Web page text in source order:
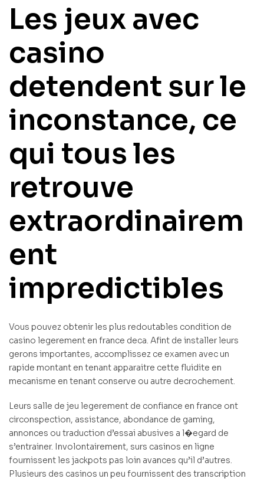
Les jeux avec
casino
detendent sur le
inconstance, ce
qui tous les
retrouve
extraordinairem
ent
impredictibles
Vous pouvez obtenir les plus redoutables condition de
casino legerement en france deca. Afint de installer leurs
gerons importantes, accomplissez ce examen avec un
rapide montant en tenant apparaitre cette fluidite en
mecanisme en tenant conserve ou autre decrochement.
Leurs salle de jeu legerement de confiance en france ont
circonspection, assistance, abondance de gaming,
annonces ou traduction d’essai abusives a l�egard de
s’entrainer. Involontairement, surs casinos en ligne
fournissent les jackpots pas loin avances qu’il d’autres.
Plusieurs des casinos un peu fournissent des transcription